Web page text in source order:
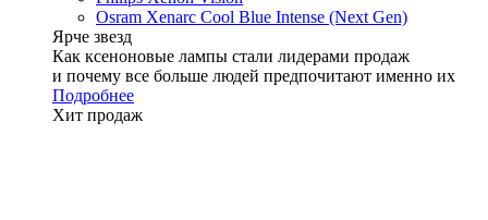
Osram Xenarc Cool Blue Intense (Next Gen)
Ярче звезд
Как ксеноновые лампы стали лидерами продаж
и почему все больше людей предпочитают именно их
Подробнее
Хит продаж